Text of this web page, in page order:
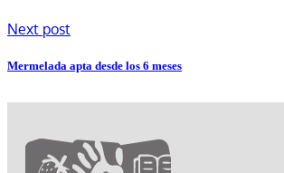
Next post
Mermelada apta desde los 6 meses